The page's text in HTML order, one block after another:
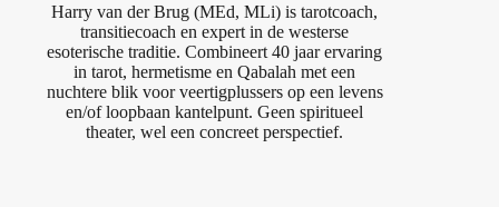
Harry van der Brug (MEd, MLi) is tarotcoach,
transitiecoach en expert in de westerse
esoterische traditie. Combineert 40 jaar ervaring
in tarot, hermetisme en Qabalah met een
nuchtere blik voor veertigplussers op een levens
en/of loopbaan kantelpunt. Geen spiritueel
theater, wel een concreet perspectief.